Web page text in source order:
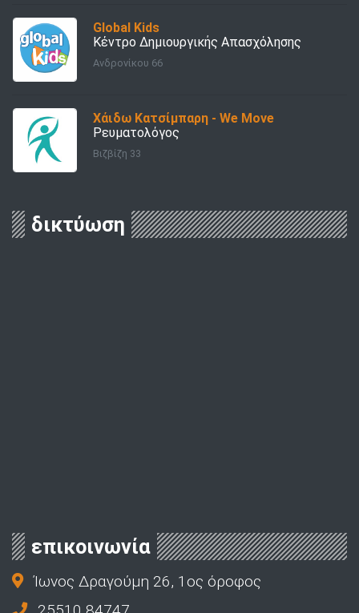
Global Kids
Κέντρο Δημιουργικής Απασχόλησης
Ανδρονίκου 66
Χάιδω Κατσίμπαρη - We Move
Ρευματολόγος
Βιζβίζη 33
δικτύωση
επικοινωνία
Ίωνος Δραγούμη 26, 1ος όροφος